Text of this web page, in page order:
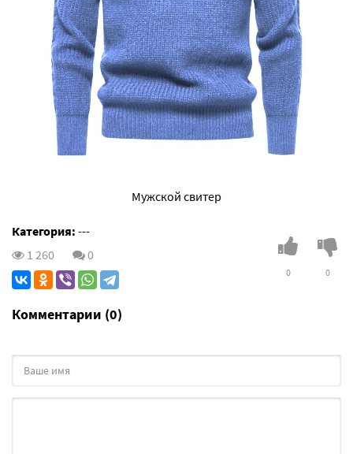
Мужской свитер
Категория: ---
1 260
0
0 0
Комментарии (0)